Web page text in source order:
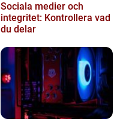
Sociala medier och
integritet: Kontrollera vad
du delar